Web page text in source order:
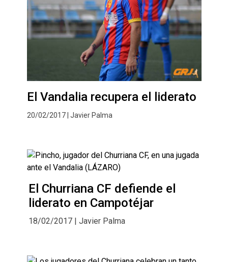
El Vandalia recupera el liderato
20/02/2017 | Javier Palma
El Churriana CF defiende el
liderato en Campotéjar
18/02/2017 | Javier Palma